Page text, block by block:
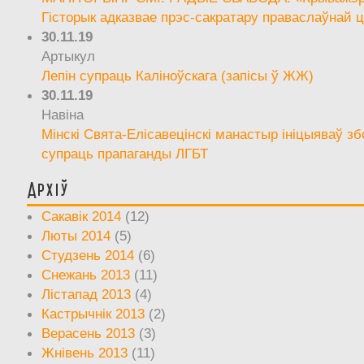
Гісторык адказвае прэс-сакратару праваслаўнай
30.11.19
Артыкул
Лепін супраць Каліноўскага (запісы ў ЖЖ)
30.11.19
Навіна
Мінскі Свята-Елісавецінскі манастыр ініцыяваў
супраць прапаганды ЛГБТ
Архіў
Сакавік 2014 (12)
Люты 2014 (5)
Студзень 2014 (6)
Снежань 2013 (11)
Лістапад 2013 (4)
Кастрычнік 2013 (2)
Верасень 2013 (3)
Жнівень 2013 (11)